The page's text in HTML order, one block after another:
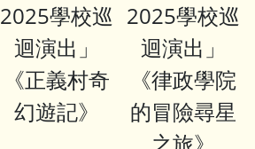
2025學校巡
迴演出」
《正義村奇
幻遊記》
2025學校巡
迴演出」
《律政學院
的冒險尋星